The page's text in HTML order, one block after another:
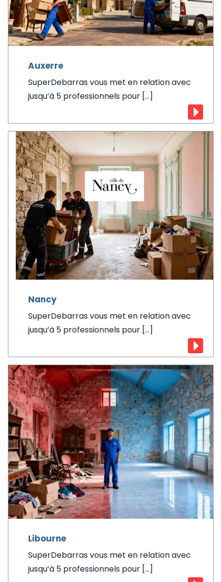
Auxerre
SuperDebarras vous met en relation avec
jusqu’à 5 professionnels pour [...]
Nancy
SuperDebarras vous met en relation avec
jusqu’à 5 professionnels pour [...]
Libourne
SuperDebarras vous met en relation avec
jusqu’à 5 professionnels pour [...]